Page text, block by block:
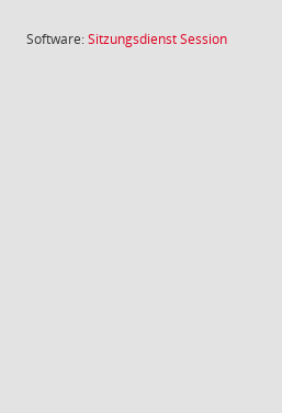
Software:SitzungsdienstSession(Wird in